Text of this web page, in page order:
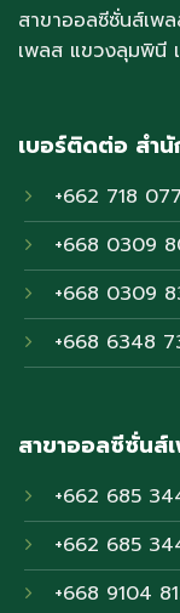
สาขาออลซีซั่นส์เ
เพลส แขวงลุมพินี
เบอร์ติดต่อ สำ
+662 718
+668 0309
+668 0309
+668 6348
สาขาออลซีซั่นส์
+662 685
+662 685
+668 9104